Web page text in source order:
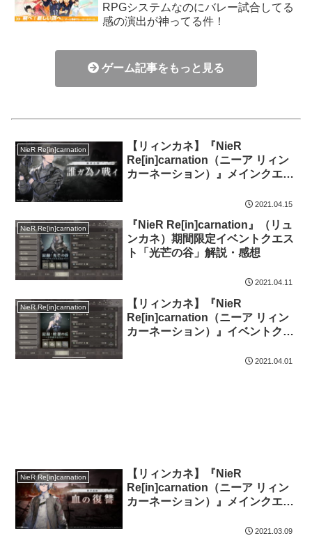
RPGシステムなのにバレー試合してる
感の演出が神ってる件！
ゲーム記事をもっと見る
NieR Re[in]carnation
【リィンカネ】『NieR
Re[in]carnation（ニーア リィン
カーネーション）』メインクエス
2021.04.15
NieR Re[in]carnation
『NieR Re[in]carnation』（リュ
ンカネ）期間限定イベントクエス
ト「光芒の谷」解説・感想
2021.04.11
NieR Re[in]carnation
【リィンカネ】『NieR
Re[in]carnation（ニーア リィン
カーネーション）』イベントクエ
2021.04.01
NieR Re[in]carnation
【リィンカネ】『NieR
Re[in]carnation（ニーア リィン
カーネーション）』メインクエス
2021.03.09